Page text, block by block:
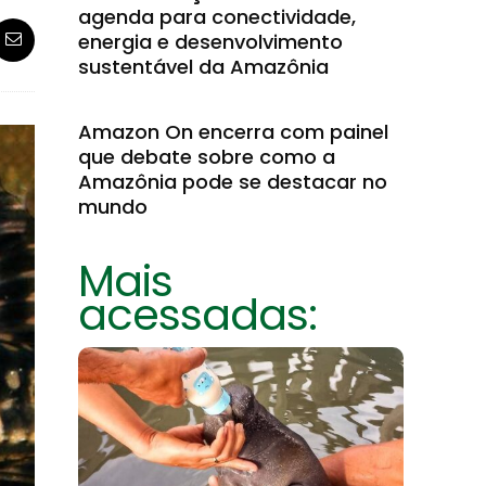
agenda para conectividade,
energia e desenvolvimento
sustentável da Amazônia
Amazon On encerra com painel
que debate sobre como a
Amazônia pode se destacar no
mundo
Mais
acessadas: